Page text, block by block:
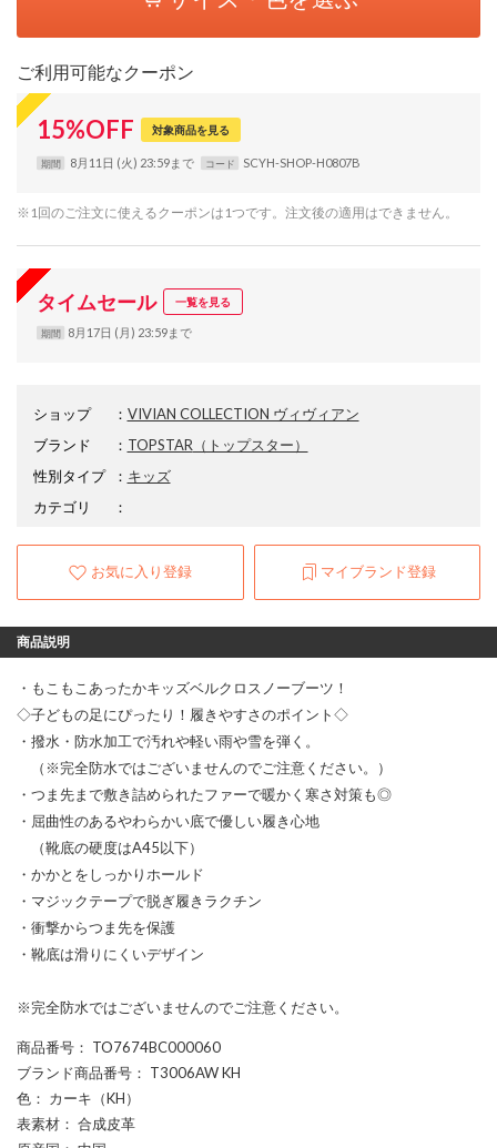
ご利用可能なクーポン
15%OFF 対象商品を見る
期間 8月11日 (火) 23:59まで コード SCYH-SHOP-H0807B
※1回のご注文に使えるクーポンは1つです。注文後の適用はできません。
タイムセール 一覧を見る
期間 8月17日 (月) 23:59まで
ショップ ： VIVIAN COLLECTION ヴィヴィアン
ブランド
： TOPSTAR （トップスター）
性別タイプ
： キッズ
カテゴリ
：
お気に入り登録 マイブランド登録
商品説明
・もこもこあったかキッズベルクロスノーブーツ！
◇子どもの足にぴったり！履きやすさのポイント◇
・撥水・防水加工で汚れや軽い雨や雪を弾く。
（※完全防水ではございませんのでご注意ください。）
・つま先まで敷き詰められたファーで暖かく寒さ対策も◎
・屈曲性のあるやわらかい底で優しい履き心地
（靴底の硬度はA45以下）
・かかとをしっかりホールド
・マジックテープで脱ぎ履きラクチン
・衝撃からつま先を保護
・靴底は滑りにくいデザイン
※完全防水ではございませんのでご注意ください。
商品番号 ： TO7674BC000060
ブランド商品番号 ： T3006AW KH
色 ： カーキ（KH）
表素材 ： 合成皮革